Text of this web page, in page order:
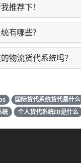
推荐下！
有哪些?
物流货代系统吗？
国际货代系统货代是什么
统 个人货代系统ID是什么